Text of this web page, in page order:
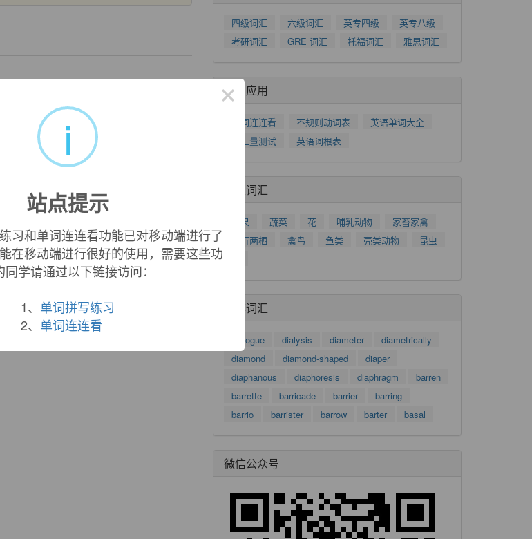
现在萤幕.
edges in over - compressed JPEG
缩的JPEG图像.
来自互联网
blockyrock mass is researched.
.
四级词汇 六级词汇 英专四级
英专八级
考研词汇
GRE 词汇 托福词汇 雅思词汇
相关应用
单词连连看 不规则动词表
英语单词大全
词汇量测试
英语词根表
分类词汇
水果 蔬菜 花 哺乳动物
家畜家禽
爬行两栖
禽鸟 鱼类 壳类动物
昆虫
推荐词汇
dialogue dialysis diameter
diametrically
diamond
diamond-shaped
diaper
diaphanous
diaphoresis diaphragm
barren
barrette
barricade barrier
barring
barrio
barrister barrow barter basal
微信公众号
×
i
站点提示
习和单词连连看功能已对移动端进行了
在移动端进行很好的使用，需要这些功
同学请通过以下链接访问：
1、 单词拼写练习
2、 单词连连看